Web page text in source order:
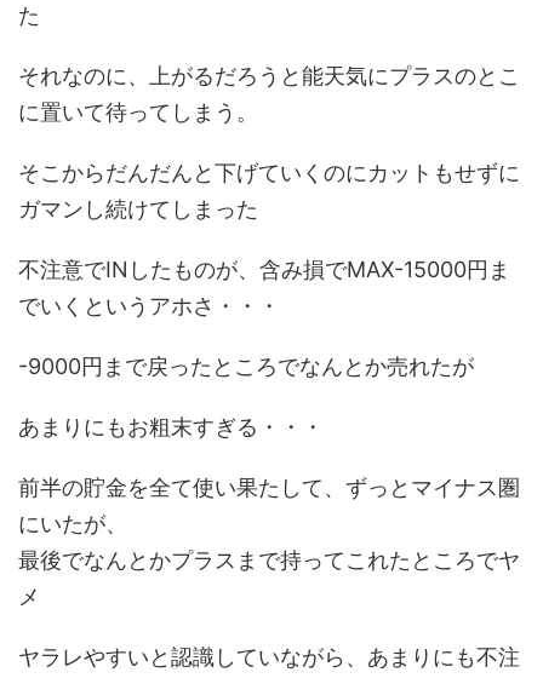
た
それなのに、上がるだろうと能天気にプラスのとこ
に置いて待ってしまう。
そこからだんだんと下げていくのにカットもせずに
ガマンし続けてしまった
不注意でINしたものが、含み損でMAX-15000円ま
でいくというアホさ・・・
-9000円まで戻ったところでなんとか売れたが
あまりにもお粗末すぎる・・・
前半の貯金を全て使い果たして、ずっとマイナス圏
にいたが、
最後でなんとかプラスまで持ってこれたところでヤ
メ
ヤラレやすいと認識していながら、あまりにも不注